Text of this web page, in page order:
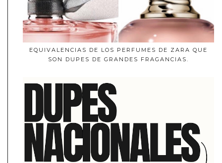
EQUIVALENCIAS DE LOS PERFUMES DE ZARA QUE
SON DUPES DE GRANDES FRAGANCIAS.